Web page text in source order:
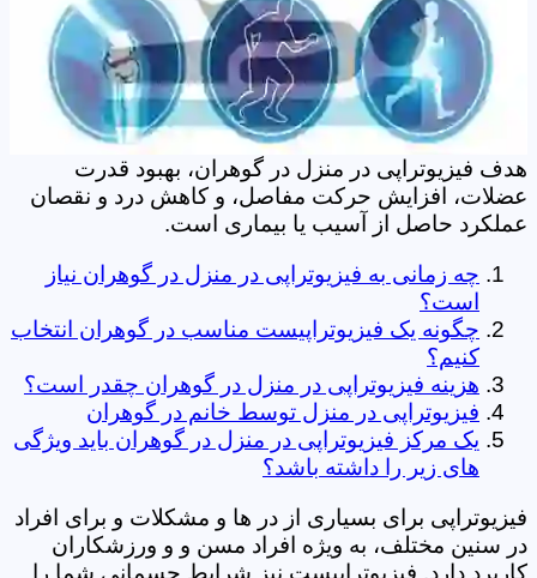
هدف فیزیوتراپی در منزل در گوهران، بهبود قدرت
عضلات، افزایش حرکت مفاصل، و کاهش درد و نقصان
عملکرد حاصل از آسیب یا بیماری است.
چه زمانی به فیزیوتراپی در منزل در گوهران نیاز
است؟
چگونه یک فیزیوتراپیست مناسب در گوهران انتخاب
کنیم؟
هزینه فیزیوتراپی در منزل در گوهران چقدر است؟
فیزیوتراپی در منزل توسط خانم در گوهران
یک مرکز فیزیوتراپی در منزل در گوهران باید ویژگی
های زیر را داشته باشد؟
فیزیوتراپی برای بسیاری از در ها و مشکلات و برای افراد
در سنین مختلف، به ویژه افراد مسن و و ورزشکاران
کاربرد دارد. فیزیوتراپیست نیز شرایط جسمانی شما را